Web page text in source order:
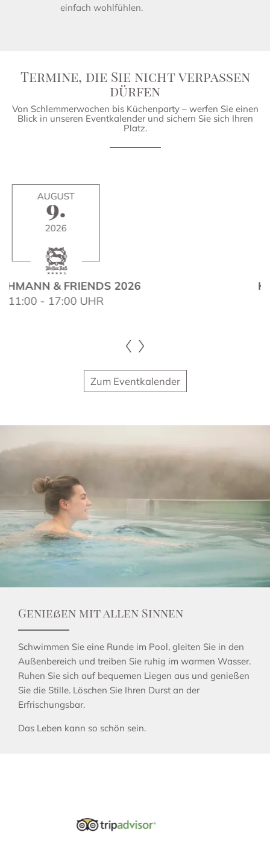
einfach wohlfühlen.
Termine, die Sie nicht verpassen
dürfen
Von Schlemmerwochen bis Küchenparty – werfen Sie einen
Blick in unseren Eventkalender und sichern Sie sich Ihren
Platz.
KÜCHENPARTY 2.0
12:00 - 18:00 UHR
Zum Eventkalender
Genießen mit allen Sinnen
Schwimmen Sie eine Runde im Pool, gleiten Sie in den
Außenbereich und treiben Sie ruhig im warmen Wasser.
Ruhen Sie sich auf bequemen Liegen aus und genießen
Sie die Stille. Löschen Sie Ihren Durst an der
Erfrischungsbar.
Das Leben kann so schön sein.